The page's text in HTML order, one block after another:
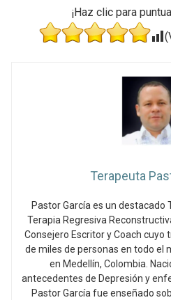
¡Haz clic para
Terapeuta
Pastor García es un destacado
Terapia Regresiva
Consejero Escritor y Coach cuyo
de miles de personas en todo el
en Medellín, Colombia.
antecedentes de Depresión y
Pastor García fue enseñado